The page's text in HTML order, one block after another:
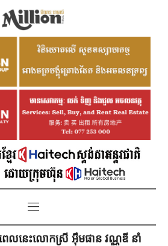
េលនេះលោកស្រី អ៊ឹមផាន វណ្ណឌី នាំ